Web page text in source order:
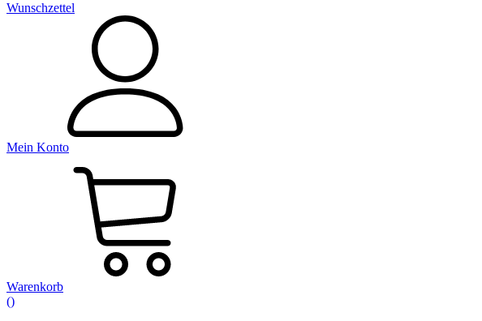
Wunschzettel
Mein Konto
Warenkorb
()